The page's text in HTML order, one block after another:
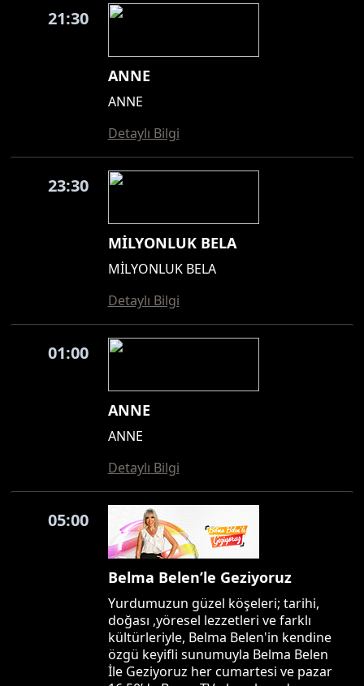
21:30
ANNE
ANNE
Detaylı Bilgi
23:30
MİLYONLUK BELA
MİLYONLUK BELA
Detaylı Bilgi
01:00
ANNE
ANNE
Detaylı Bilgi
05:00
Belma Belen’le Geziyoruz
Yurdumuzun güzel köşeleri; tarihi,
doğası ,yöresel lezzetleri ve farklı
kültürleriyle, Belma Belen'in kendine
özgü keyifli sunumuyla Belma Belen
İle Geziyoruz her cumartesi ve pazar